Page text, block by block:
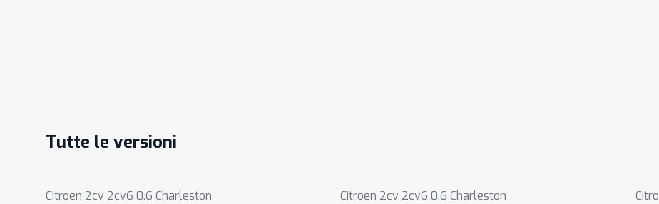
Tutte le versioni
Citroen 2cv 2cv6 0.6 Charleston Citroen 2cv 2cv6 0.6 Charleston